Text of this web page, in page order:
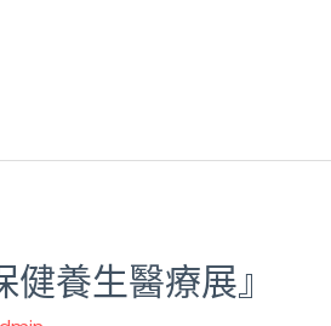
健養生醫療展』